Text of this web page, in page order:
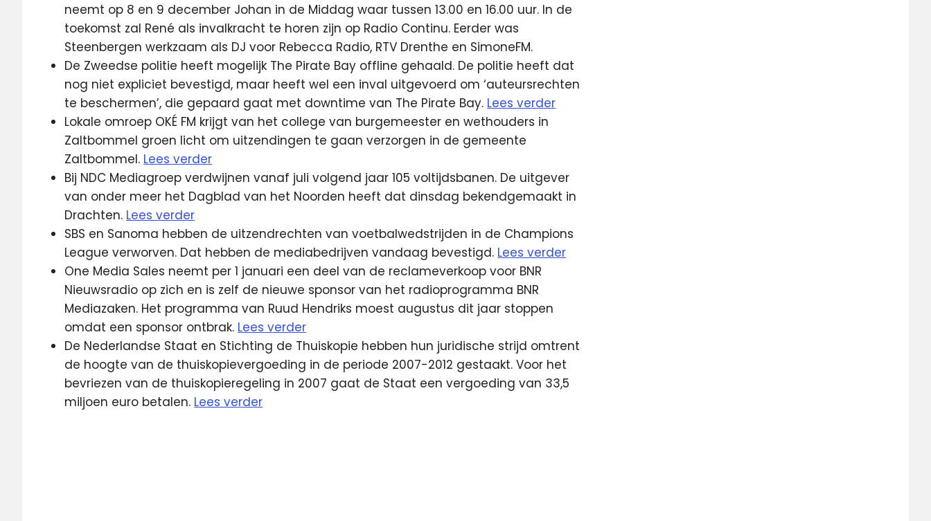
neemt op 8 en 9 december Johan in de Middag waar tussen 13.00 en 16.00 uur. In de
toekomst zal René als invalkracht te horen zijn op Radio Continu. Eerder was
Steenbergen werkzaam als DJ voor Rebecca Radio, RTV Drenthe en SimoneFM.
De Zweedse politie heeft mogelijk The Pirate Bay offline gehaald. De politie heeft dat
nog niet expliciet bevestigd, maar heeft wel een inval uitgevoerd om ‘auteursrechten
te beschermen’, die gepaard gaat met downtime van The Pirate Bay. Lees verder
Lokale omroep OKÉ FM krijgt van het college van burgemeester en wethouders in
Zaltbommel groen licht om uitzendingen te gaan verzorgen in de gemeente
Zaltbommel. Lees verder
Bij NDC Mediagroep verdwijnen vanaf juli volgend jaar 105 voltijdsbanen. De uitgever
van onder meer het Dagblad van het Noorden heeft dat dinsdag bekendgemaakt in
Drachten. Lees verder
SBS en Sanoma hebben de uitzendrechten van voetbalwedstrijden in de Champions
League verworven. Dat hebben de mediabedrijven vandaag bevestigd. Lees verder
One Media Sales neemt per 1 januari een deel van de reclameverkoop voor BNR
Nieuwsradio op zich en is zelf de nieuwe sponsor van het radioprogramma BNR
Mediazaken. Het programma van Ruud Hendriks moest augustus dit jaar stoppen
omdat een sponsor ontbrak. Lees verder
De Nederlandse Staat en Stichting de Thuiskopie hebben hun juridische strijd omtrent
de hoogte van de thuiskopievergoeding in de periode 2007-2012 gestaakt. Voor het
bevriezen van de thuiskopieregeling in 2007 gaat de Staat een vergoeding van 33,5
miljoen euro betalen. Lees verder